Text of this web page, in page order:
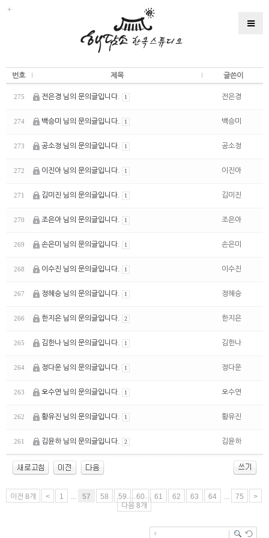
번호 제목 글쓴이
275 전은경 님의 문의글입니다. 1 전은경
274 백승미 님의 문의글입니다. 1 백승미
273 공소정 님의 문의글입니다. 1 공소정
272 이진아 님의 문의글입니다. 1 이진아
271 김미진 님의 문의글입니다. 1 김미진
270 조은아 님의 문의글입니다. 1 조은아
269 손은미 님의 문의글입니다. 1 손은미
268 이수진 님의 문의글입니다. 1 이수진
267 정혜승 님의 문의글입니다. 1 정혜승
266 한지은 님의 문의글입니다. 2 한지은
265 김한나 님의 문의글입니다. 1 김한나
264 정다운 님의 문의글입니다. 1 정다운
263 오수연 님의 문의글입니다. 1 오수연
262 황유진 님의 문의글입니다. 1 황유진
261 김윤하 님의 문의글입니다. 2 김윤하
이전 8개 < 1 ... 57 58 59 60 61 62 63 64 ... 75
>
다음 8개